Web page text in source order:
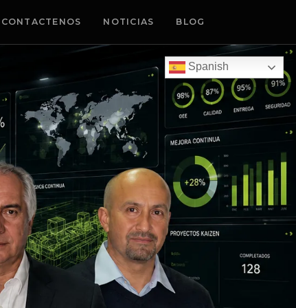
CONTACTENOS NOTICIAS BLOG
consultoria, implementacion, coaching y
Spanish